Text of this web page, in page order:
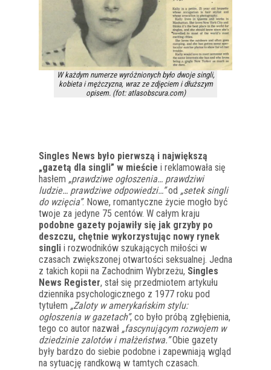
W każdym numerze wyróżnionych było dwoje singli,
kobieta i mężczyzna, wraz ze zdjęciem i dłuższym
opisem. (fot: atlasobscura.com)
Singles News było pierwszą i największą
„gazetą dla singli” w mieście i reklamowała się
hasłem „prawdziwe ogłoszenia… prawdziwi
ludzie… prawdziwe odpowiedzi…”od „setek singli
do wzięcia”. Nowe, romantyczne życie mogło być
twoje za jedyne 75 centów. W całym kraju
podobne gazety pojawiły się jak grzyby po
deszczu, chętnie wykorzystując nowy rynek
singli i rozwodników szukających miłości w
czasach zwiększonej otwartości seksualnej. Jedna
z takich kopii na Zachodnim Wybrzeżu, Singles
News Register, stał się przedmiotem artykułu
dziennika psychologicznego z 1977 roku pod
tytułem „Zaloty w amerykańskim stylu:
ogłoszenia w gazetach”, co było próbą zgłębienia,
tego co autor nazwał „fascynującym rozwojem w
dziedzinie zalotów i małżeństwa.”Obie gazety
były bardzo do siebie podobne i zapewniają wgląd
na sytuację randkową w tamtych czasach.